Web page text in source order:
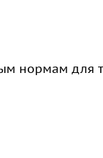
нормам для